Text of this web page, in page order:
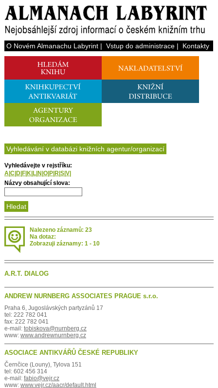
O Novém Almanachu Labyrint| Vstup do administrace| Kontakty
Vyhledávání v databázi knižních agentur/organizací
Vyhledávejte v rejstříku:
A| C| D| F| K| L| N O| P| R| S| V|
Názvy obsahující slova:
Nalezeno záznamů: 23
Na dotaz:
Zobrazuji záznamy: 1 - 10
A.R.T. DIALOG
ANDREW NURNBERG ASSOCIATES PRAGUE s.r.o.
Praha 6, Jugoslávských partyzánů 17
tel: 222 782 041
fax: 222 782 041
e-mail: tobiskova@nurnberg.cz
www: www.andrewnurnberg.cz
ASOCIACE ANTIKVÁŘŮ ČESKÉ REPUBLIKY
Černčice (Louny), Tylova 151
tel: 602 456 314
e-mail: fabio@vejr.cz
www: www.vejr.cz/aacr/default.html